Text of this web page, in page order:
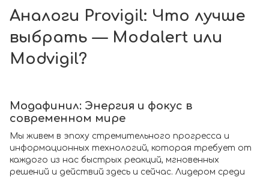
Аналоги Provigil: Что лучше
выбрать — Modalert или
Modvigil?
Модафинил: Энергия и фокус в
современном мире
Мы живем в эпоху стремительного прогресса и
информационных технологий, которая требует от
каждого из нас быстрых реакций, мгновенных
решений и действий здесь и сейчас. Лидером среди